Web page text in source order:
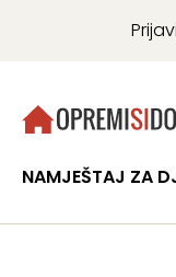
NAMJEŠTAJ ZA